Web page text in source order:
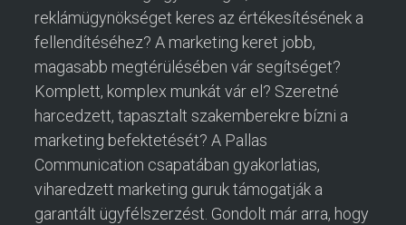
reklámügynökséget keres az értékesítésének a
fellendítéséhez? A marketing keret jobb,
magasabb megtérülésében vár segítséget?
Komplett, komplex munkát vár el? Szeretné
harcedzett, tapasztalt szakemberekre bízni a
marketing befektetését? A Pallas
Communication csapatában gyakorlatias,
viharedzett marketing guruk támogatják a
garantált ügyfélszerzést. Gondolt már arra, hogy